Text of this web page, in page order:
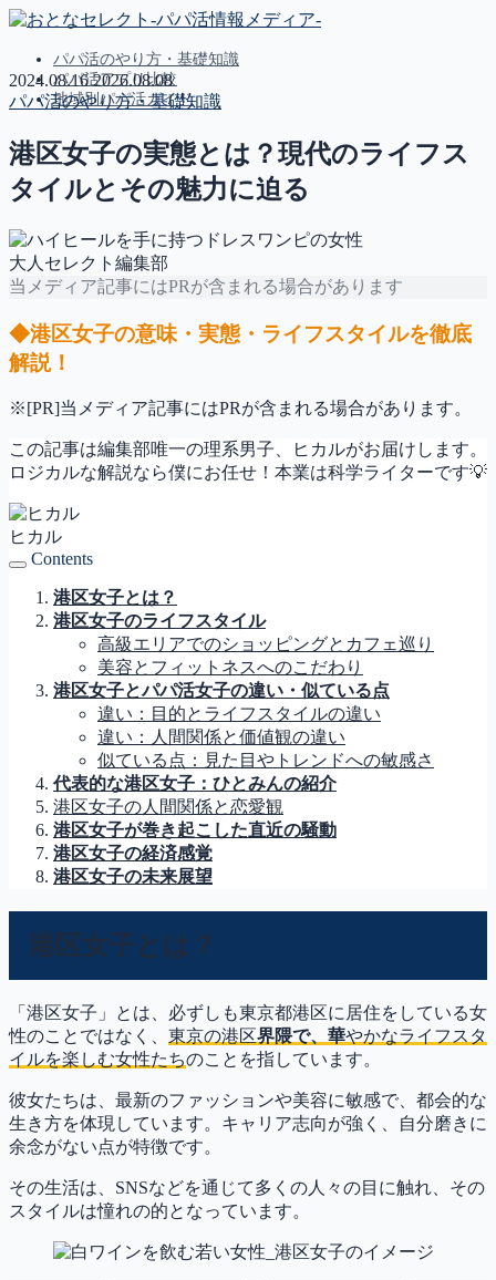
パパ活のやり方・基礎知識
パパ活アプリ比較
地域別パパ活ガイド
MENU
パパ活のやり方・基礎知識
パパ活アプリ比較
地域別パパ活ガイド
2024.08.162026.08.08
パパ活のやり方・基礎知識
港区女子の実態とは？現代のライフス
タイルとその魅力に迫る
大人セレクト編集部
当メディア記事にはPRが含まれる場合があります
◆港区女子の意味・実態・ライフスタイルを徹底
解説！
※[PR]当メディア記事にはPRが含まれる場合があります。
この記事は編集部唯一の理系男子、ヒカルがお届けします。
ロジカルな解説なら僕にお任せ！本業は科学ライターです💡
ヒカル
Contents
港区女子とは？
港区女子のライフスタイル
高級エリアでのショッピングとカフェ巡り
美容とフィットネスへのこだわり
港区女子とパパ活女子の違い・似ている点
違い：目的とライフスタイルの違い
違い：人間関係と価値観の違い
似ている点：見た目やトレンドへの敏感さ
代表的な港区女子：ひとみんの紹介
港区女子の人間関係と恋愛観
港区女子が巻き起こした直近の騒動
港区女子の経済感覚
港区女子の未来展望
港区女子とは？
「港区女子」とは、必ずしも東京都港区に居住をしている女
性のことではなく、 東京の港区界隈で、華やかなライフスタ
イルを楽しむ女性たちのことを指しています。
彼女たちは、最新のファッションや美容に敏感で、都会的な
生き方を体現しています。キャリア志向が強く、自分磨きに
余念がない点が特徴です。
その生活は、SNSなどを通じて多くの人々の目に触れ、その
スタイルは憧れの的となっています。